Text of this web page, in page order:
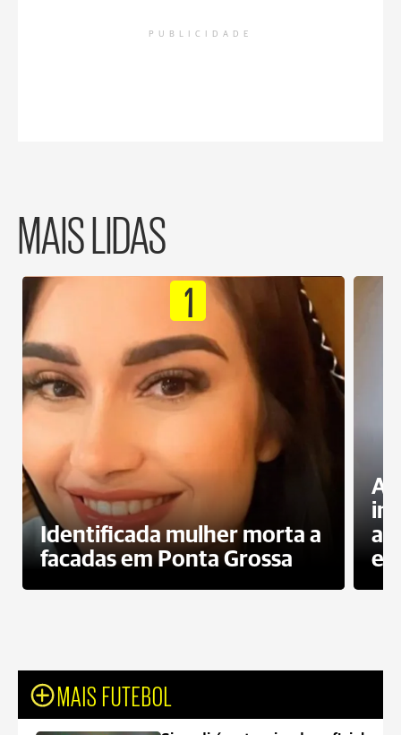
PUBLICIDADE
MAIS LIDAS
1
Identificada mulher morta a
facadas em Ponta Grossa
MAIS FUTEBOL